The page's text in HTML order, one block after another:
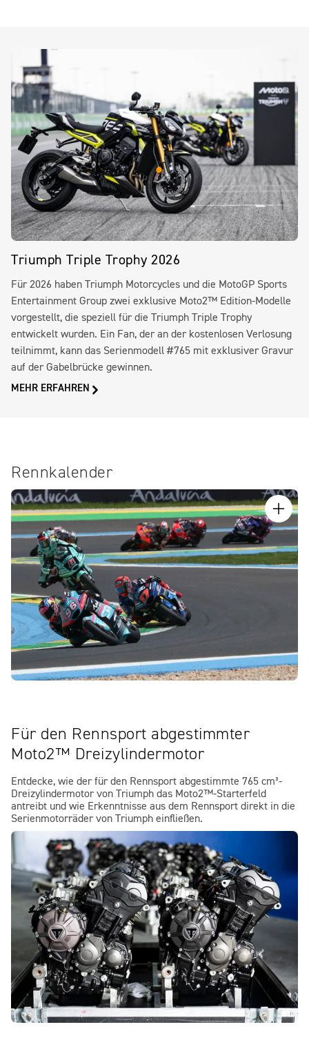
Triumph Triple Trophy 2026
Für 2026 haben Triumph Motorcycles und die MotoGP Sports
Entertainment Group zwei exklusive Moto2™ Edition-Modelle
vorgestellt, die speziell für die Triumph Triple Trophy
entwickelt wurden. Ein Fan, der an der kostenlosen Verlosung
teilnimmt, kann das Serienmodell #765 mit exklusiver Gravur
auf der Gabelbrücke gewinnen.
MEHR ERFAHREN
Rennkalender
Für den Rennsport abgestimmter
Moto2™ Dreizylindermotor
Entdecke, wie der für den Rennsport abgestimmte 765 cm³-
Dreizylindermotor von Triumph das Moto2™-Starterfeld
antreibt und wie Erkenntnisse aus dem Rennsport direkt in die
Serienmotorräder von Triumph einfließen.